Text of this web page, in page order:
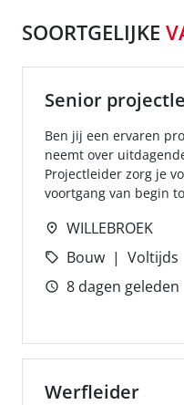
SOORTGELIJKE
Senior
Ben jij een ervaren
neemt over
Projectleider zorg je
voortgang van begin
WILLEBROEK
Bouw
Voltijds
8 dagen geleden
Werfleider